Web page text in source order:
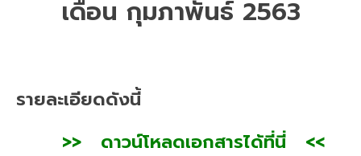
เดือน กุมภาพันธ์ 2563
รายละเอียดดังนี้
>> ดาวน์โหลดเอกสารได้ที่นี่ <<